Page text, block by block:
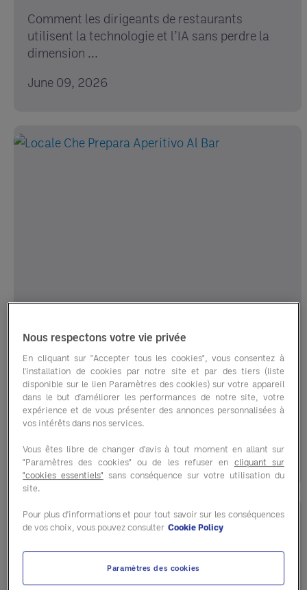
Comment les dirigeants de restaurants
utilisent la technologie et l’IA sans perdre la
dimension ...
June 09, 2026
Pourquoi vous perdez vos meilleurs
employés (et comment y remédier)
La technologie devrait simplifier le
fonctionnement des restaurants, et non le
compliquer. Dans ...
June 09, 2026
Nous respectons votre vie privée
En cliquant sur "Accepter tous les cookies", vous consentez à
l'installation de cookies par notre site et par des tiers (liste
disponible sur le lien Paramètres des cookies) sur votre appareil
dans le but d'améliorer les performances de notre site, votre
expérience et de vous présenter des annonces personnalisées à
vos intérêts dans nos services.
Vous êtes libre de changer d'avis à tout moment en allant sur
"Paramètres des cookies" ou de les refuser en cliquant sur
"cookies essentiels" sans conséquence sur votre utilisation du
site.
Pour plus d'informations et pour tout savoir sur les conséquences
de vos choix, vous pouvez consulter Cookie Policy
Paramètres des cookies